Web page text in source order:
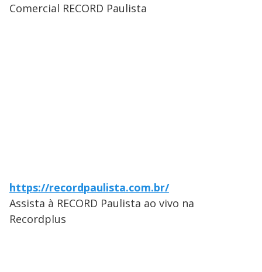
Comercial RECORD Paulista
https://recordpaulista.com.br/
Assista à RECORD Paulista ao vivo na
Recordplus